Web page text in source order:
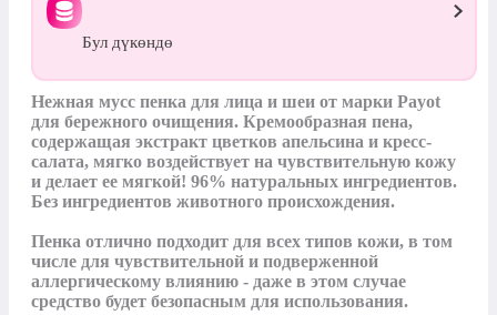
Бул дүкөндө
Нежная мусс пенка для лица и шеи от марки Payot
для бережного очищения. Кремообразная пена,
содержащая экстракт цветков апельсина и кресс-
салата, мягко воздействует на чувствительную кожу
и делает ее мягкой! 96% натуральных ингредиентов.
Без ингредиентов животного происхождения.
Пенка отлично подходит для всех типов кожи, в том
числе для чувствительной и подверженной
аллергическому влиянию - даже в этом случае
средство будет безопасным для использования.